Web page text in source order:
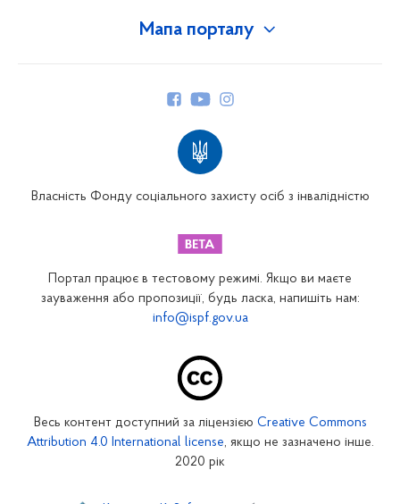
Мапа порталу
Закарпатське відділення
Запорізьке відділення
Кіровоградське відділення
Власність Фонду соціального захисту осіб з інвалідністю
Портал працює в тестовому режимі. Якщо ви маєте
зауваження або пропозиції, будь ласка, напишіть нам:
info@ispf.gov.ua
Весь контент доступний за ліцензією Creative Commons
Attribution 4.0 International license, якщо не зазначено інше.
2020 рік